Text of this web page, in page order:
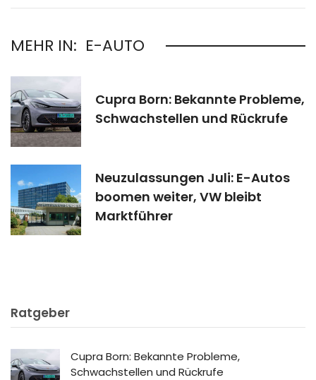
MEHR IN: E-AUTO
Cupra Born: Bekannte Probleme,
Schwachstellen und Rückrufe
Neuzulassungen Juli: E-Autos
boomen weiter, VW bleibt
Marktführer
Ratgeber
Cupra Born: Bekannte Probleme,
Schwachstellen und Rückrufe